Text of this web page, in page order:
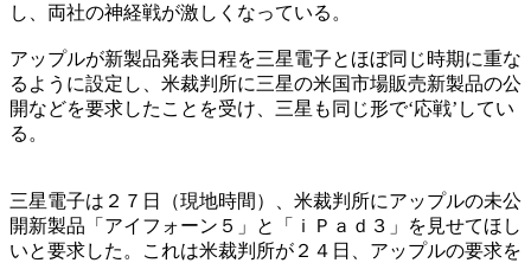
し、両社の神経戦が激しくなっている。
アップルが新製品発表日程を三星電子とほぼ同じ時期に重な
るように設定し、米裁判所に三星の米国市場販売新製品の公
開などを要求したことを受け、三星も同じ形で‘応戦’してい
る。
三星電子は２７日（現地時間）、米裁判所にアップルの未公
開新製品「アイフォーン５」と「ｉＰａｄ３」を見せてほし
いと要求した。これは米裁判所が２４日、アップルの要求を